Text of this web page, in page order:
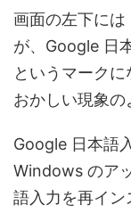
画面の左下に
が、Google 日
というマーク
おかしい現象の
Google 日本語
Windows のア
語入力を再イン